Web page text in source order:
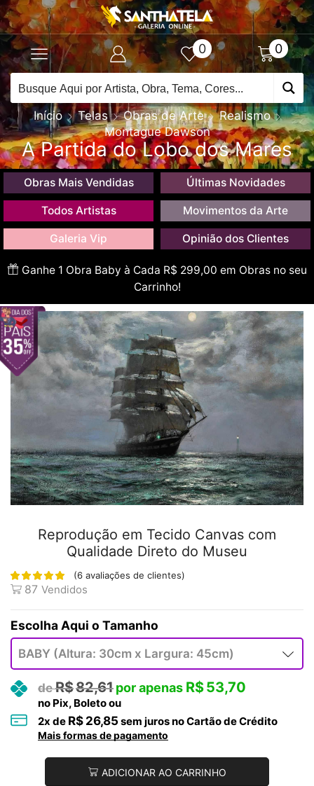
0 0
Início Telas Obras de Arte
Realismo
Montague Dawson
A Partida do Lobo dos Mares
Obras Mais Vendidas Últimas Novidades
Todos Artistas Movimentos da Arte
Galeria Vip Opinião dos Clientes
Ganhe 1 Obra Baby à Cada R$ 299,00 em Obras no seu
Carrinho!
Reprodução em Tecido Canvas com
Qualidade Direto do Museu
(6 avaliações de clientes)
87 Vendidos
Tamanho
R$82,61 R$53,70
no Pix, Boleto ou
2x de R$ 26,85 sem juros no Cartão de Crédito
Mais formas de pagamento
ADICIONAR AO CARRINHO